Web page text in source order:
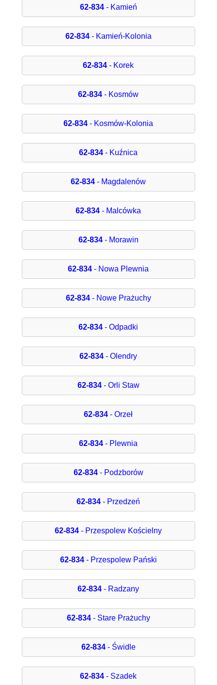
62-834- Kamień
62-834- Kamień-Kolonia
62-834 - Korek
62-834 - Kosmów
62-834 - Kosmów-Kolonia
62-834 - Kuźnica
62-834 - Magdalenów
62-834 - Malcówka
62-834- Morawin
62-834 - Nowa Plewnia
62-834- Nowe Prażuchy
62-834 - Odpadki
62-834 - Olendry
62-834- Orli Staw
62-834 - Orzeł
62-834 - Plewnia
62-834- Podzborów
62-834 - Przedzeń
62-834 - Przespolew Kościelny
62-834- Przespolew Pański
62-834 - Radzany
62-834- Stare Prażuchy
62-834- Świdle
62-834 - Szadek